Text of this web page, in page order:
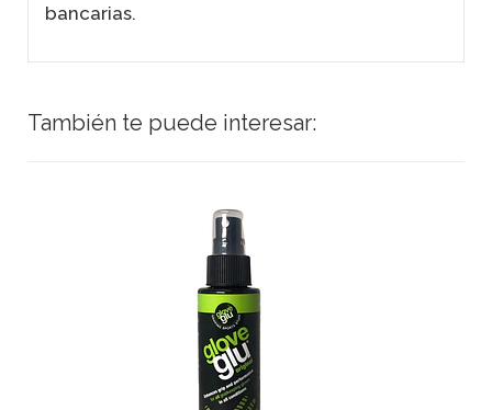
bancarias.
También te puede interesar: